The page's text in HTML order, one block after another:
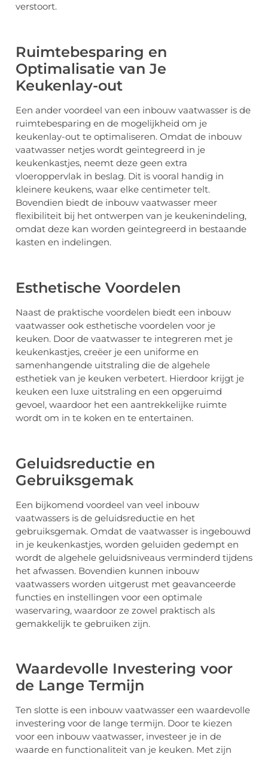
verstoort.
Ruimtebesparing en
Optimalisatie van Je
Keukenlay-out
Een ander voordeel van een inbouw vaatwasser is de
ruimtebesparing en de mogelijkheid om je
keukenlay-out te optimaliseren. Omdat de inbouw
vaatwasser netjes wordt geïntegreerd in je
keukenkastjes, neemt deze geen extra
vloeroppervlak in beslag. Dit is vooral handig in
kleinere keukens, waar elke centimeter telt.
Bovendien biedt de inbouw vaatwasser meer
flexibiliteit bij het ontwerpen van je keukenindeling,
omdat deze kan worden geïntegreerd in bestaande
kasten en indelingen.
Esthetische Voordelen
Naast de praktische voordelen biedt een inbouw
vaatwasser ook esthetische voordelen voor je
keuken. Door de vaatwasser te integreren met je
keukenkastjes, creëer je een uniforme en
samenhangende uitstraling die de algehele
esthetiek van je keuken verbetert. Hierdoor krijgt je
keuken een luxe uitstraling en een opgeruimd
gevoel, waardoor het een aantrekkelijke ruimte
wordt om in te koken en te entertainen.
Geluidsreductie en
Gebruiksgemak
Een bijkomend voordeel van veel inbouw
vaatwassers is de geluidsreductie en het
gebruiksgemak. Omdat de vaatwasser is ingebouwd
in je keukenkastjes, worden geluiden gedempt en
wordt de algehele geluidsniveaus verminderd tijdens
het afwassen. Bovendien kunnen inbouw
vaatwassers worden uitgerust met geavanceerde
functies en instellingen voor een optimale
waservaring, waardoor ze zowel praktisch als
gemakkelijk te gebruiken zijn.
Waardevolle Investering voor
de Lange Termijn
Ten slotte is een inbouw vaatwasser een waardevolle
investering voor de lange termijn. Door te kiezen
voor een inbouw vaatwasser, investeer je in de
waarde en functionaliteit van je keuken. Met zijn